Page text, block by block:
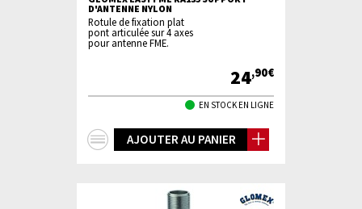
D'ANTENNE NYLON
Rotule de fixation plat
pont articulée sur 4 axes
pour antenne FME.
24,90€
EN STOCK EN LIGNE
AJOUTER AU PANIER